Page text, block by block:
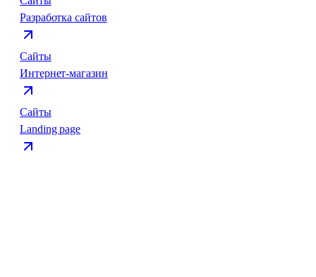
Разработка сайтов
Сайты
Интернет-магазин
Сайты
Landing page